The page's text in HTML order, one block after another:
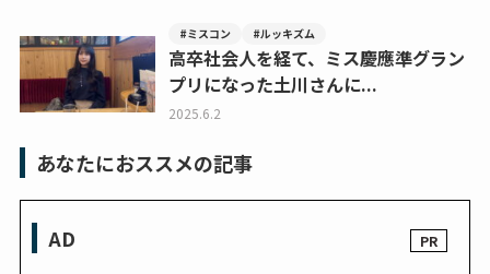
#ミスコン #ルッキズム
高卒社会人を経て、ミス慶應準グラン
プリになった土川さんに...
2025.6.2
あなたにおススメの記事
AD